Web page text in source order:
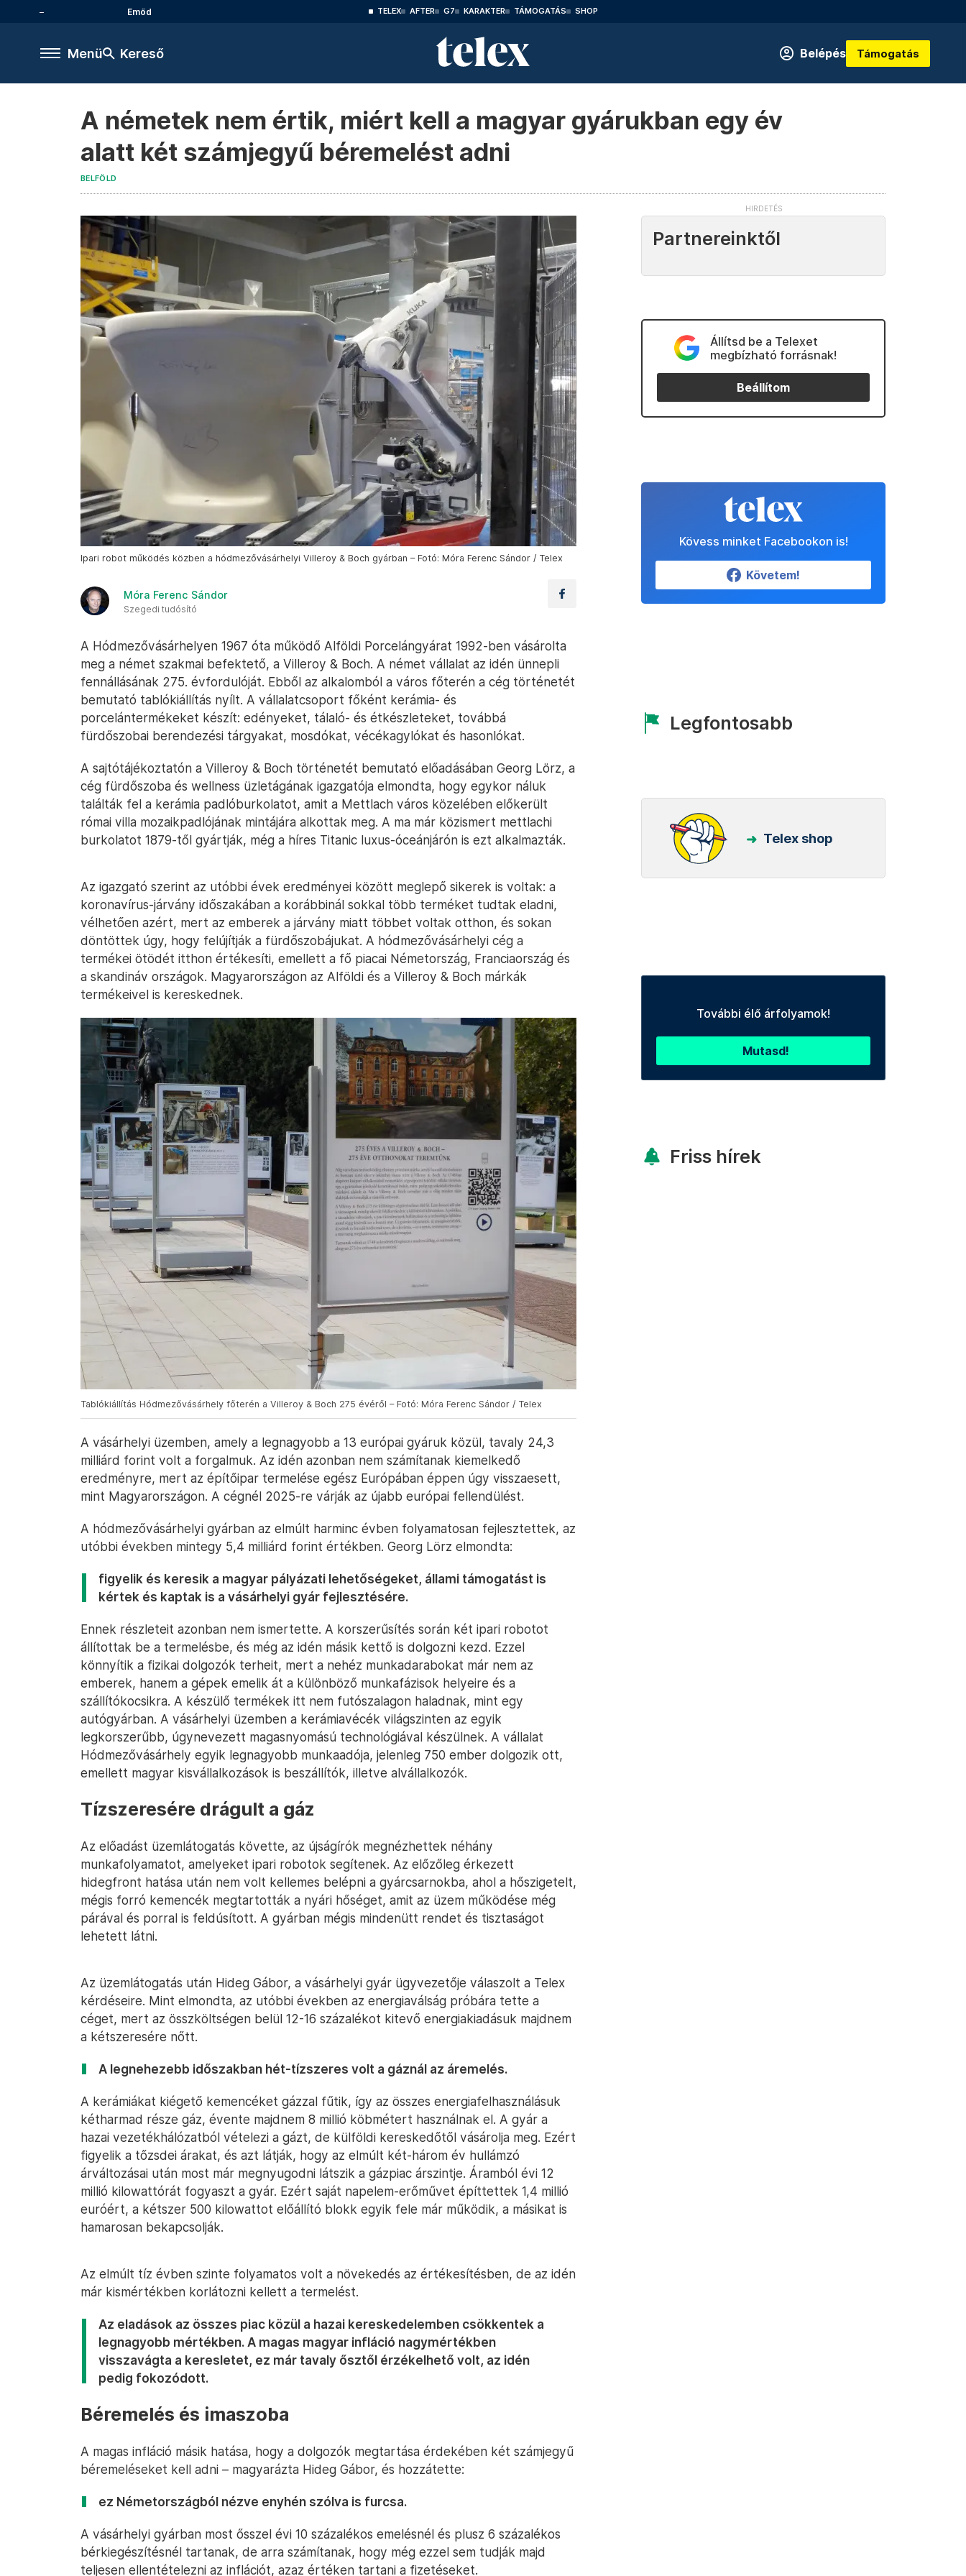
Emőd TELEX AFTER G7 KARAKTER TÁMOGATÁS SHOP
Menü Kereső Belépés Támogatás
A németek nem értik, miért kell a magyar gyárukban egy év
alatt két számjegyű béremelést adni
BELFÖLD
Ipari robot működés közben a hódmezővásárhelyi Villeroy & Boch gyárban – Fotó: Móra Ferenc Sándor / Telex
Móra Ferenc Sándor
Szegedi tudósító
A Hódmezővásárhelyen 1967 óta működő Alföldi Porcelángyárat 1992-ben vásárolta
meg a német szakmai befektető, a Villeroy & Boch. A német vállalat az idén ünnepli
fennállásának 275. évfordulóját. Ebből az alkalomból a város főterén a cég történetét
bemutató tablókiállítás nyílt. A vállalatcsoport főként kerámia- és
porcelántermékeket készít: edényeket, tálaló- és étkészleteket, továbbá
fürdőszobai berendezési tárgyakat, mosdókat, vécékagylókat és hasonlókat.
A sajtótájékoztatón a Villeroy & Boch történetét bemutató előadásában Georg Lörz, a
cég fürdőszoba és wellness üzletágának igazgatója elmondta, hogy egykor náluk
találták fel a kerámia padlóburkolatot, amit a Mettlach város közelében előkerült
római villa mozaikpadlójának mintájára alkottak meg. A ma már közismert mettlachi
burkolatot 1879-től gyártják, még a híres Titanic luxus-óceánjárón is ezt alkalmazták.
Az igazgató szerint az utóbbi évek eredményei között meglepő sikerek is voltak: a
koronavírus-járvány időszakában a korábbinál sokkal több terméket tudtak eladni,
vélhetően azért, mert az emberek a járvány miatt többet voltak otthon, és sokan
döntöttek úgy, hogy felújítják a fürdőszobájukat. A hódmezővásárhelyi cég a
termékei ötödét itthon értékesíti, emellett a fő piacai Németország, Franciaország és
a skandináv országok. Magyarországon az Alföldi és a Villeroy & Boch márkák
termékeivel is kereskednek.
Tablókiállítás Hódmezővásárhely főterén a Villeroy & Boch 275 évéről – Fotó: Móra Ferenc Sándor / Telex
A vásárhelyi üzemben, amely a legnagyobb a 13 európai gyáruk közül, tavaly 24,3
milliárd forint volt a forgalmuk. Az idén azonban nem számítanak kiemelkedő
eredményre, mert az építőipar termelése egész Európában éppen úgy visszaesett,
mint Magyarországon. A cégnél 2025-re várják az újabb európai fellendülést.
A hódmezővásárhelyi gyárban az elmúlt harminc évben folyamatosan fejlesztettek, az
utóbbi években mintegy 5,4 milliárd forint értékben. Georg Lörz elmondta:
figyelik és keresik a magyar pályázati lehetőségeket, állami támogatást is
kértek és kaptak is a vásárhelyi gyár fejlesztésére.
Ennek részleteit azonban nem ismertette. A korszerűsítés során két ipari robotot
állítottak be a termelésbe, és még az idén másik kettő is dolgozni kezd. Ezzel
könnyítik a fizikai dolgozók terheit, mert a nehéz munkadarabokat már nem az
emberek, hanem a gépek emelik át a különböző munkafázisok helyeire és a
szállítókocsikra. A készülő termékek itt nem futószalagon haladnak, mint egy
autógyárban. A vásárhelyi üzemben a kerámiavécék világszinten az egyik
legkorszerűbb, úgynevezett magasnyomású technológiával készülnek. A vállalat
Hódmezővásárhely egyik legnagyobb munkaadója, jelenleg 750 ember dolgozik ott,
emellett magyar kisvállalkozások is beszállítók, illetve alvállalkozók.
Tízszeresére drágult a gáz
Az előadást üzemlátogatás követte, az újságírók megnézhettek néhány
munkafolyamatot, amelyeket ipari robotok segítenek. Az előzőleg érkezett
hidegfront hatása után nem volt kellemes belépni a gyárcsarnokba, ahol a hőszigetelt,
mégis forró kemencék megtartották a nyári hőséget, amit az üzem működése még
párával és porral is feldúsított. A gyárban mégis mindenütt rendet és tisztaságot
lehetett látni.
Az üzemlátogatás után Hideg Gábor, a vásárhelyi gyár ügyvezetője válaszolt a Telex
kérdéseire. Mint elmondta, az utóbbi években az energiaválság próbára tette a
céget, mert az összköltségen belül 12-16 százalékot kitevő energiakiadásuk majdnem
a kétszeresére nőtt.
A legnehezebb időszakban hét-tízszeres volt a gáznál az áremelés.
A kerámiákat kiégető kemencéket gázzal fűtik, így az összes energiafelhasználásuk
kétharmad része gáz, évente majdnem 8 millió köbmétert használnak el. A gyár a
hazai vezetékhálózatból vételezi a gázt, de külföldi kereskedőtől vásárolja meg. Ezért
figyelik a tőzsdei árakat, és azt látják, hogy az elmúlt két-három év hullámzó
árváltozásai után most már megnyugodni látszik a gázpiac árszintje. Áramból évi 12
millió kilowattórát fogyaszt a gyár. Ezért saját napelem-erőművet építtettek 1,4 millió
euróért, a kétszer 500 kilowattot előállító blokk egyik fele már működik, a másikat is
hamarosan bekapcsolják.
Az elmúlt tíz évben szinte folyamatos volt a növekedés az értékesítésben, de az idén
már kismértékben korlátozni kellett a termelést.
Az eladások az összes piac közül a hazai kereskedelemben csökkentek a
legnagyobb mértékben. A magas magyar infláció nagymértékben
visszavágta a keresletet, ez már tavaly ősztől érzékelhető volt, az idén
pedig fokozódott.
Béremelés és imaszoba
A magas infláció másik hatása, hogy a dolgozók megtartása érdekében két számjegyű
béremeléseket kell adni – magyarázta Hideg Gábor, és hozzátette:
ez Németországból nézve enyhén szólva is furcsa.
A vásárhelyi gyárban most ősszel évi 10 százalékos emelésnél és plusz 6 százalékos
bérkiegészítésnél tartanak, de arra számítanak, hogy még ezzel sem tudják majd
teljesen ellentételezni az inflációt, azaz értéken tartani a fizetéseket.
Partnereinktől
Állítsd be a Telexet
megbízható forrásnak!
Beállítom
Kövess minket Facebookon is!
Követem!
Legfontosabb
Telex shop
További élő árfolyamok!
Mutasd!
Friss hírek